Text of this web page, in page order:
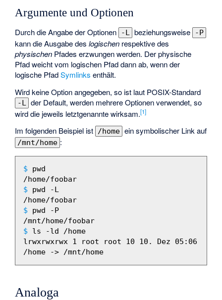
Argumente und Optionen
Durch die Angabe der Optionen -L beziehungsweise -P
kann die Ausgabe deslogischen respektive des
physischen Pfades erzwungen werden. Der physische
Pfad weicht vom logischen Pfad dann ab, wenn der
logische PfadSymlinks enthält.
Wird keine Option angegeben, so ist laut POSIX-Standard
-L der Default, werden mehrere Optionen verwendet, so
wird die jeweils letztgenannte wirksam.[1]
Im folgenden Beispiel ist /home ein symbolischer Link auf
/mnt/home :
$ pwd
/home/foobar
$ pwd -L
/home/foobar
$ pwd -P
/mnt/home/foobar
$ ls -ld /home
lrwxrwxrwx 1 root root 10 10. Dez 05:06
/home -> /mnt/home
Analoga